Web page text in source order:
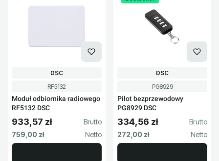
Kod produktu
RF5132
Moduł odbiornika radiowego
RF5132 DSC
PRODUCENT
DSC
Cena brutto
933,57 zł
Cena netto
759,00 zł
Kod produktu
PG8929
Pilot bezprzewodowy
PG8929 DSC
PRODUCENT
DSC
Cena brutto
334,56 zł
Cena netto
272,00 zł